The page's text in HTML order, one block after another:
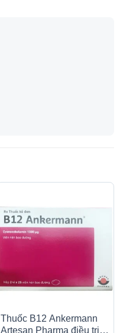
Thuốc B12 Ankermann
Artesan Pharma điều trị